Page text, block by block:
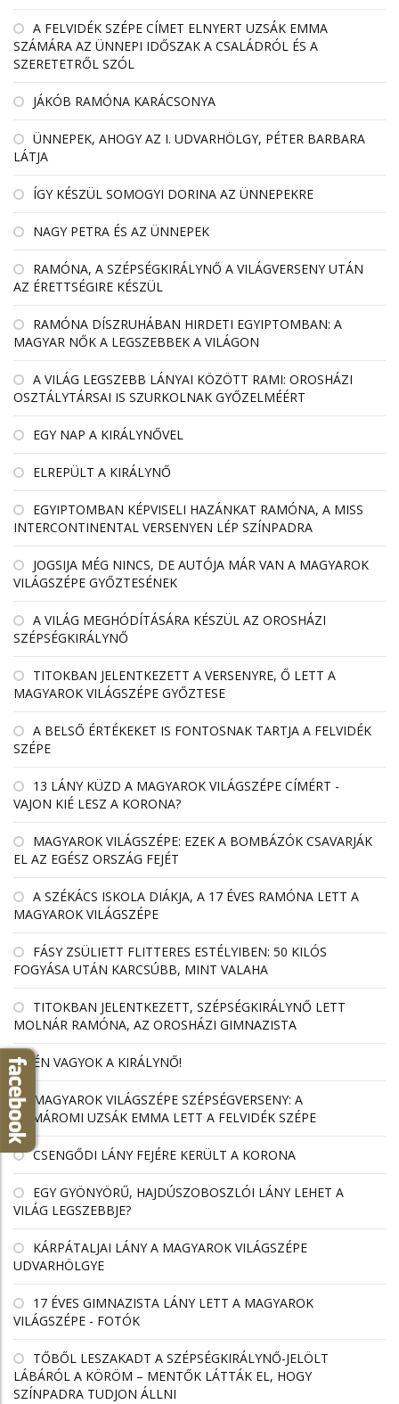
A FELVIDÉK SZÉPE CÍMET ELNYERT UZSÁK EMMA
SZÁMÁRA AZ ÜNNEPI IDŐSZAK A CSALÁDRÓL ÉS A
SZERETETRŐL SZÓL
JÁKÓB RAMÓNA KARÁCSONYA
ÜNNEPEK, AHOGY AZ I. UDVARHÖLGY, PÉTER BARBARA
LÁTJA
ÍGY KÉSZÜL SOMOGYI DORINA AZ ÜNNEPEKRE
NAGY PETRA ÉS AZ ÜNNEPEK
RAMÓNA, A SZÉPSÉGKIRÁLYNŐ A VILÁGVERSENY UTÁN
AZ ÉRETTSÉGIRE KÉSZÜL
RAMÓNA DÍSZRUHÁBAN HIRDETI EGYIPTOMBAN: A
MAGYAR NŐK A LEGSZEBBEK A VILÁGON
A VILÁG LEGSZEBB LÁNYAI KÖZÖTT RAMI: OROSHÁZI
OSZTÁLYTÁRSAI IS SZURKOLNAK GYŐZELMÉÉRT
EGY NAP A KIRÁLYNŐVEL
ELREPÜLT A KIRÁLYNŐ
EGYIPTOMBAN KÉPVISELI HAZÁNKAT RAMÓNA, A MISS
INTERCONTINENTAL VERSENYEN LÉP SZÍNPADRA
JOGSIJA MÉG NINCS, DE AUTÓJA MÁR VAN A MAGYAROK
VILÁGSZÉPE GYŐZTESÉNEK
A VILÁG MEGHÓDÍTÁSÁRA KÉSZÜL AZ OROSHÁZI
SZÉPSÉGKIRÁLYNŐ
TITOKBAN JELENTKEZETT A VERSENYRE, Ő LETT A
MAGYAROK VILÁGSZÉPE GYŐZTESE
A BELSŐ ÉRTÉKEKET IS FONTOSNAK TARTJA A FELVIDÉK
SZÉPE
13 LÁNY KÜZD A MAGYAROK VILÁGSZÉPE CÍMÉRT -
VAJON KIÉ LESZ A KORONA?
MAGYAROK VILÁGSZÉPE: EZEK A BOMBÁZÓK CSAVARJÁK
EL AZ EGÉSZ ORSZÁG FEJÉT
A SZÉKÁCS ISKOLA DIÁKJA, A 17 ÉVES RAMÓNA LETT A
MAGYAROK VILÁGSZÉPE
FÁSY ZSÜLIETT FLITTERES ESTÉLYIBEN: 50 KILÓS
FOGYÁSA UTÁN KARCSÚBB, MINT VALAHA
TITOKBAN JELENTKEZETT, SZÉPSÉGKIRÁLYNŐ LETT
MOLNÁR RAMÓNA, AZ OROSHÁZI GIMNAZISTA
ÉN VAGYOK A KIRÁLYNŐ!
MAGYAROK VILÁGSZÉPE SZÉPSÉGVERSENY: A
KOMÁROMI UZSÁK EMMA LETT A FELVIDÉK SZÉPE
CSENGŐDI LÁNY FEJÉRE KERÜLT A KORONA
EGY GYÖNYÖRŰ, HAJDÚSZOBOSZLÓI LÁNY LEHET A
VILÁG LEGSZEBBJE?
KÁRPÁTALJAI LÁNY A MAGYAROK VILÁGSZÉPE
UDVARHÖLGYE
17 ÉVES GIMNAZISTA LÁNY LETT A MAGYAROK
VILÁGSZÉPE - FOTÓK
TŐBŐL LESZAKADT A SZÉPSÉGKIRÁLYNŐ-JELÖLT
LÁBÁRÓL A KÖRÖM – MENTŐK LÁTTÁK EL, HOGY
SZÍNPADRA TUDJON ÁLLNI